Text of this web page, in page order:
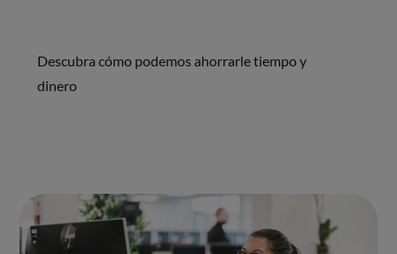
Descubra cómo podemos ahorrarle tiempo y
dinero